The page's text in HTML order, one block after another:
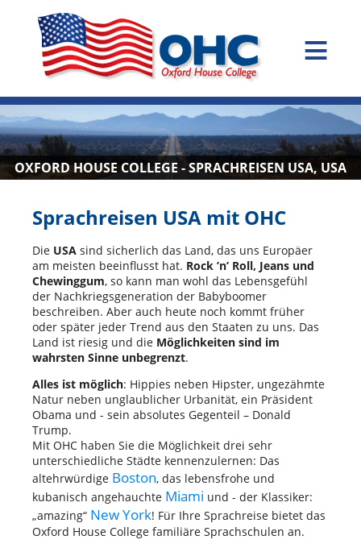
≡
OXFORD HOUSE COLLEGE - SPRACHREISEN USA, USA
Sprachreisen USA mit OHC
Die USA sind sicherlich das Land, das uns Europäer
am meisten beeinflusst hat. Rock ’n’ Roll, Jeans und
Chewinggum, so kann man wohl das Lebensgefühl
der Nachkriegsgeneration der Babyboomer
beschreiben. Aber auch heute noch kommt früher
oder später jeder Trend aus den Staaten zu uns. Das
Land ist riesig und die Möglichkeiten sind im
wahrsten Sinne unbegrenzt.
Alles ist möglich: Hippies neben Hipster, ungezähmte
Natur neben unglaublicher Urbanität, ein Präsident
Obama und - sein absolutes Gegenteil – Donald
Trump.
Mit OHC haben Sie die Möglichkeit drei sehr
unterschiedliche Städte kennenzulernen: Das
altehrwürdige Boston, das lebensfrohe und
kubanisch angehauchte Miami und - der Klassiker:
„amazing“ New York! Für Ihre Sprachreise bietet das
Oxford House College familiäre Sprachschulen an.